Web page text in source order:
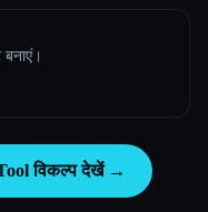
विकल्प देखें →